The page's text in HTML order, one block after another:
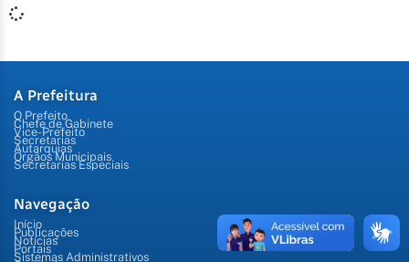
A Prefeitura
O Prefeito
Chefe de Gabinete
Vice-Prefeito
Secretarias
Autarquias
Órgãos Municipais
Secretarias Especiais
Navegação
Início
Publicações
Notícias
Portais
Sistemas Administrativos